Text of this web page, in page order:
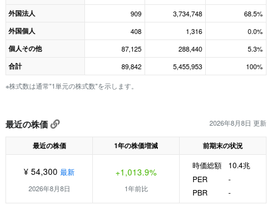
外国法人 909 3,734,748 68.5%
外国個人 408 1,316 0.0%
個人その他 87,125 288,440 5.3%
合計 89,842 5,455,953
100%
※株式数は通常"1単元の株式数"を示します。
最近の株価 2026年8月8日 更新
最近の株価 1年の株価増減 前期末の状況
¥ 54,300 最新
2026年8月8日
+1,013.9%
1年前比
時価総額
10.4兆
PER
-
PBR
-